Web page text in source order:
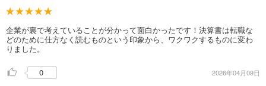
企業が裏で考えていることが分かって面白かったです！決算書は転職な
どのために仕方なく読むものという印象から、ワクワクするものに変わ
りました。
0 2026年04月09日